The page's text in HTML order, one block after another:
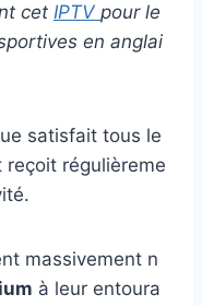
cet IPTV pour le
en anglai
satisfait tous le
régulièreme
massivement n
à leur entoura